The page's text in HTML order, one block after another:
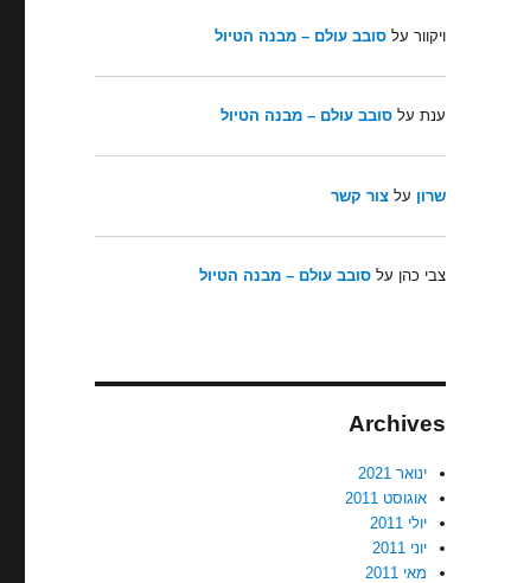
ויקוורעל סובב עולם – מבנה הטיול
ענתעל סובב עולם – מבנה הטיול
שרון על צור קשר
צבי כהן על סובב עולם – מבנה הטיול
Archives
ינואר 2021
אוגוסט 2011
יולי 2011
יוני 2011
מאי 2011